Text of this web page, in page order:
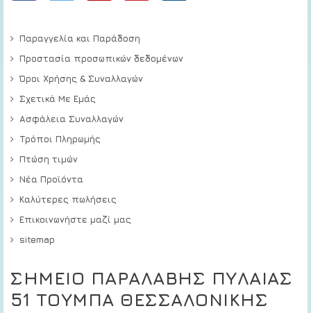
Παραγγελία και Παράδοση
Προστασία προσωπικών δεδομένων
Όροι Χρήσης & Συναλλαγών
Σχετικά Με Εμάς
Ασφάλεια Συναλλαγών
Τρόποι Πληρωμής
Πτώση τιμών
Νέα Προϊόντα
Καλύτερες πωλήσεις
Επικοινωνήστε μαζί μας
sitemap
ΣΗΜΕΙΟ ΠΑΡΑΛΑΒΗΣ ΠΥΛΑΙΑΣ
51 ΤΟΥΜΠΑ ΘΕΣΣΑΛΟΝΙΚΗΣ